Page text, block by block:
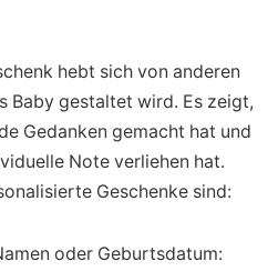
hebt sich von anderen
Baby gestaltet wird. Es zeigt,
Gedanken gemacht hat und
Note verliehen hat.
Geschenke sind:
oder Geburtsdatum: